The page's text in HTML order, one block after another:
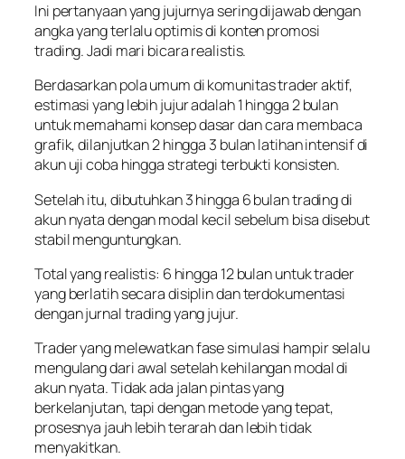
Ini pertanyaan yang jujurnya sering dijawab dengan
angka yang terlalu optimis di konten promosi
trading. Jadi mari bicara realistis.
Berdasarkan pola umum di komunitas trader aktif,
estimasi yang lebih jujur adalah 1 hingga 2 bulan
untuk memahami konsep dasar dan cara membaca
grafik, dilanjutkan 2 hingga 3 bulan latihan intensif di
akun uji coba hingga strategi terbukti konsisten.
Setelah itu, dibutuhkan 3 hingga 6 bulan trading di
akun nyata dengan modal kecil sebelum bisa disebut
stabil menguntungkan.
Total yang realistis: 6 hingga 12 bulan untuk trader
yang berlatih secara disiplin dan terdokumentasi
dengan jurnal trading yang jujur.
Trader yang melewatkan fase simulasi hampir selalu
mengulang dari awal setelah kehilangan modal di
akun nyata. Tidak ada jalan pintas yang
berkelanjutan, tapi dengan metode yang tepat,
prosesnya jauh lebih terarah dan lebih tidak
menyakitkan.